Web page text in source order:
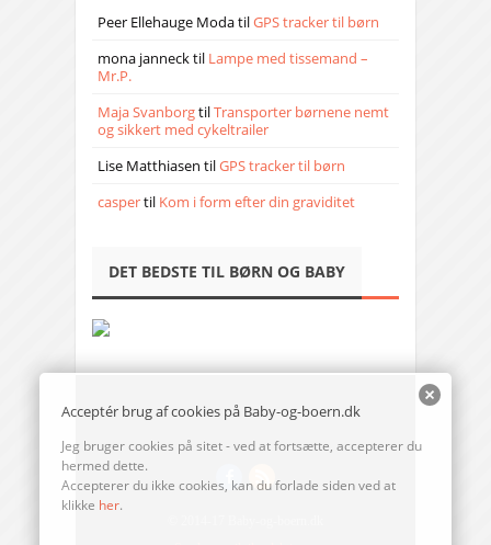
Peer Ellehauge ModatilGPS tracker til børn
mona jannecktil Lampe med tissemand –
Mr.P.
Maja SvanborgtilTransporter børnene nemt
og sikkert med cykeltrailer
Lise Matthiasen tilGPS tracker til børn
caspertil Kom i form efter din graviditet
DET BEDSTE TIL BØRN OG BABY
Acceptér brug af cookies på Baby-og-boern.dk
Jeg bruger cookies på sitet - ved at fortsætte, accepterer du
hermed dette.
Accepterer du ikke cookies, kan du forlade siden ved at
klikke her.